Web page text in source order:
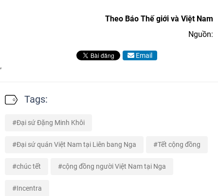
Theo Báo Thế giới và Việt Nam
Nguồn:
Email
Tags:
Đại sứ Đặng Minh Khôi
Đại sứ quán Việt Nam tại Liên bang Nga Tết cộng đồng
chúc tết cộng đồng người Việt Nam tại Nga
Incentra